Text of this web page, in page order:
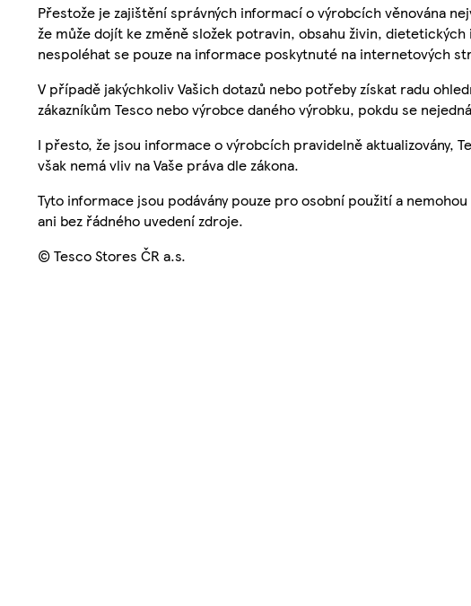
Přestože je zajištění správných informací o výrobcích věnována
že může dojít ke změně složek potravin, obsahu živin,
nespoléhat se pouze na informace poskytnuté na internetových
V případě jakýchkoliv Vašich dotazů nebo potřeby získat radu
zákazníkům Tesco nebo výrobce daného výrobku, pokdu se
I přesto, že jsou informace o výrobcích pravidelně aktualizovány,
však nemá vliv na Vaše práva dle zákona.
Tyto informace jsou podávány pouze pro osobní použití a
ani bez řádného uvedení zdroje.
© Tesco Stores ČR a.s.